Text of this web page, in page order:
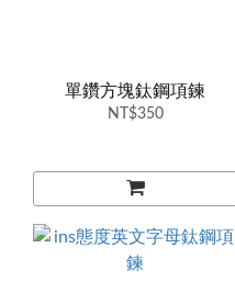
單鑽方塊鈦鋼項鍊
NT$350